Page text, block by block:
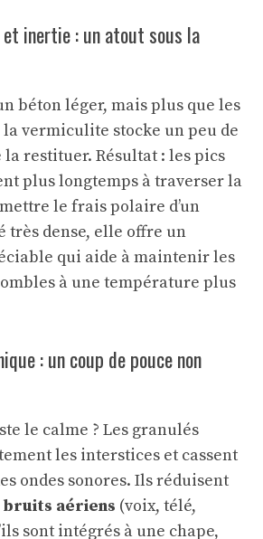
inertie : un atout sous la
béton léger, mais plus que les
vermiculite stocke un peu de
restituer. Résultat : les pics
plus longtemps à traverser la
le frais polaire d’un
très dense, elle offre un
qui aide à maintenir les
à une température plus
: un coup de pouce non
le calme ? Les granulés
les interstices et cassent
ondes sonores. Ils réduisent
bruits aériens (voix, télé,
sont intégrés à une chape,